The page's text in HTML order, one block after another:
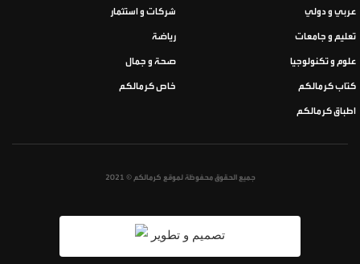
عربي و دولي شركات و استثمار
تعليم و جامعات رياضة
علوم و تكنولوجيا صحة و جمال
كتاب كرمالكم خاص كرمالكم
اطباق كرمالكم
جميع الحقوق محفوظة لموقع كرمالكم © 2021
تصميم و تطوير